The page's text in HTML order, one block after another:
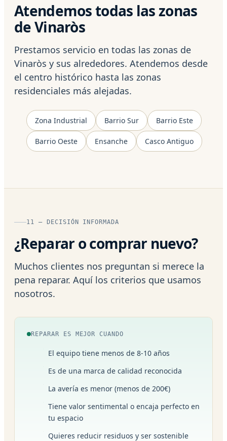
Atendemos todas las zonas
de Vinaròs
Prestamos servicio en todas las zonas de
Vinaròs y sus alrededores. Atendemos desde
el centro histórico hasta las zonas
residenciales más alejadas.
Zona Industrial Barrio Sur Barrio Este
Barrio Oeste Ensanche Casco Antiguo
11 — DECISIÓN INFORMADA
¿Reparar o comprar nuevo?
Muchos clientes nos preguntan si merece la
pena reparar. Aquí los criterios que usamos
nosotros.
REPARAR ES MEJOR CUANDO
El equipo tiene menos de 8-10 años
Es de una marca de calidad reconocida
La avería es menor (menos de 200€)
Tiene valor sentimental o encaja perfecto en
tu espacio
Quieres reducir residuos y ser sostenible